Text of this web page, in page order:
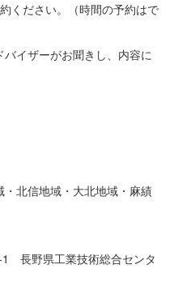
ください。（時間の予約はで
イザーがお聞きし、内容に
北信地域・大北地域・麻績
野県工業技術総合センタ